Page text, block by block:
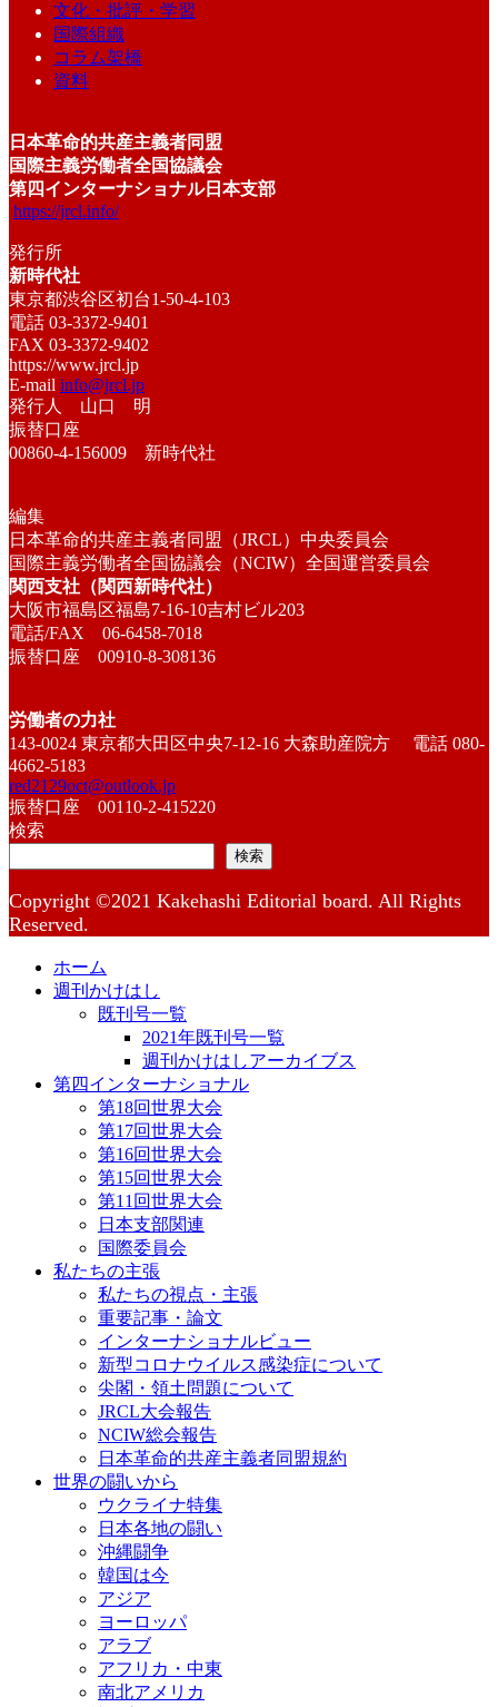
文化・批評・学習
国際組織
コラム架橋
資料
日本革命的共産主義者同盟
国際主義労働者全国協議会
第四インターナショナル日本支部
https://jrcl.info/
発行所
新時代社
東京都渋谷区初台1-50-4-103
電話 03-3372-9401
FAX 03-3372-9402
https://www.jrcl.jp
E-mail info@jrcl.jp
発行人 山口 明
振替口座
00860-4-156009 新時代社
編集
日本革命的共産主義者同盟（JRCL）中央委員会
国際主義労働者全国協議会（NCIW）全国運営委員会
関西支社（関西新時代社）
大阪市福島区福島7-16-10吉村ビル203
電話/FAX 06-6458-7018
振替口座 00910-8-308136
労働者の力社
143-0024 東京都大田区中央7-12-16 大森助産院方 電話 080-
4662-5183
red2129oct@outlook.jp
振替口座 00110-2-415220
検索
検索
Copyright ©2021 Kakehashi Editorial board. All Rights
Reserved.
ホーム
週刊かけはし
既刊号一覧
2021年既刊号一覧
週刊かけはしアーカイブス
第四インターナショナル
第18回世界大会
第17回世界大会
第16回世界大会
第15回世界大会
第11回世界大会
日本支部関連
国際委員会
私たちの主張
私たちの視点・主張
重要記事・論文
インターナショナルビュー
新型コロナウイルス感染症について
尖閣・領土問題について
JRCL大会報告
NCIW総会報告
日本革命的共産主義者同盟規約
世界の闘いから
ウクライナ特集
日本各地の闘い
沖縄闘争
韓国は今
アジア
ヨーロッパ
アラブ
アフリカ・中東
南北アメリカ